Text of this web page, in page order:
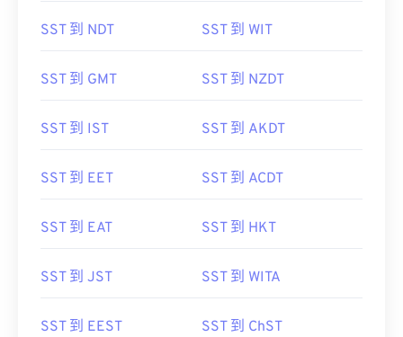
SST 到 NDT SST 到 WIT
SST 到 GMT SST 到 NZDT
SST 到 IST SST 到 AKDT
SST 到 EET SST 到 ACDT
SST 到 EAT SST 到 HKT
SST 到 JST SST 到 WITA
SST 到 EEST SST 到 ChST